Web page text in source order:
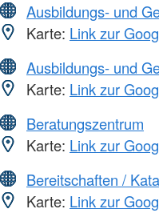
Ausbildungs- und
Karte: Link zur
Ausbildungs- und
Karte: Link zur
Beratungszentrum
Karte: Link zur
Bereitschaften /
Karte: Link zur